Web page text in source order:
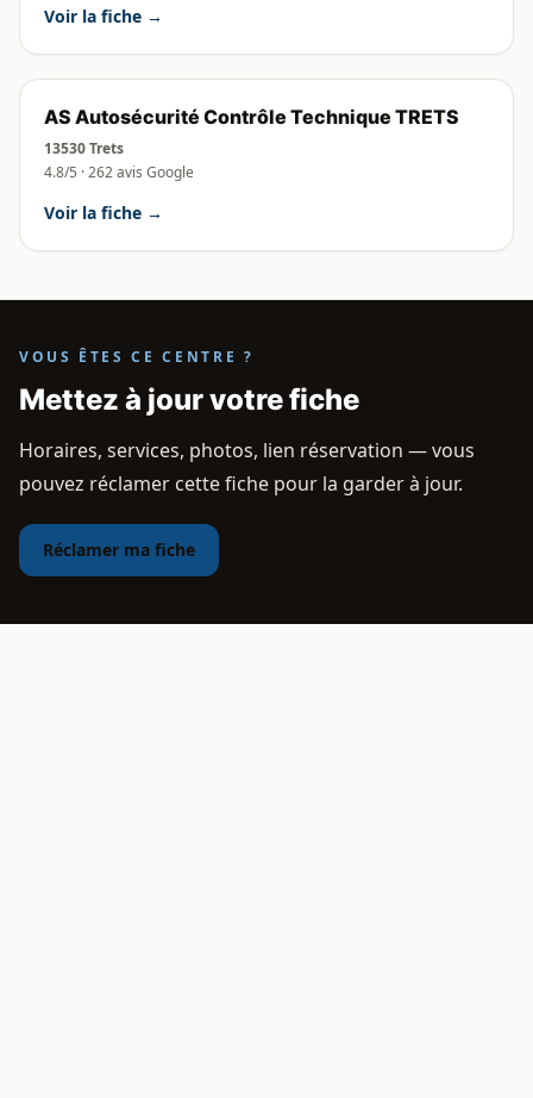
Voir la fiche →
AS Autosécurité Contrôle Technique TRETS
13530 Trets
4.8/5 · 262 avis Google
Voir la fiche →
VOUS ÊTES CE CENTRE ?
Mettez à jour votre fiche
Horaires, services, photos, lien réservation — vous
pouvez réclamer cette fiche pour la garder à jour.
Réclamer ma fiche